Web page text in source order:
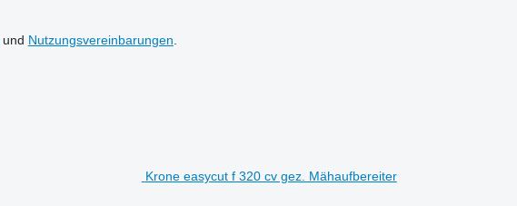
und Nutzungsvereinbarungen
Krone easycut f 320 cv gez. Mähaufbereiter